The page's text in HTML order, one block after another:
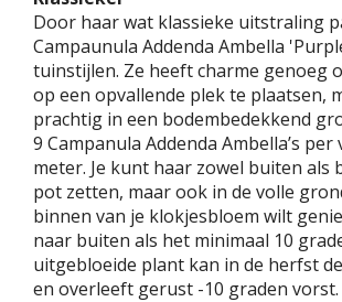
Door haar wat klassieke uitstraling
Campaunula Addenda Ambella
tuinstijlen. Ze heeft charme genoeg
op een opvallende plek te plaatsen,
prachtig in een bodembedekkend
9 Campanula Addenda Ambella’s
meter. Je kunt haar zowel buiten als
pot zetten, maar ook in de volle
binnen van je klokjesbloem wilt
naar buiten als het minimaal 10
uitgebloeide plant kan in de herfst
en overleeft gerust -10 graden vorst.